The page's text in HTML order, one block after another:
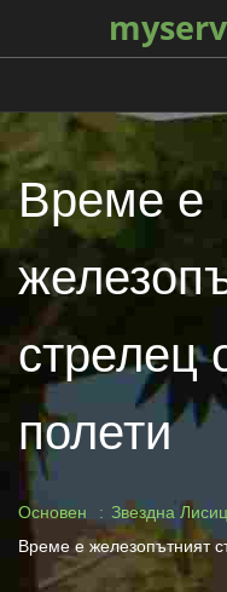
Време е
стрелец
полети
Основен
Звездна
Време е железопътният